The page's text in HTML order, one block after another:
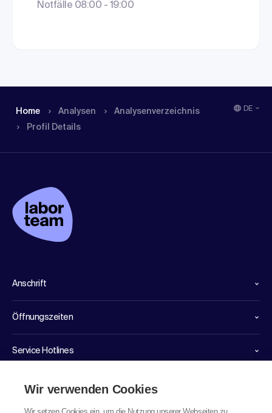
Notfälle 08:00 - 19:00
Home Analysen
Analysen­verzeichnis
Profil Details
DE
Anschrift
Öffnungszeiten
Service Hotlines
LinksWir verwenden Cookies